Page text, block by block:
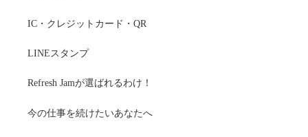
IC・クレジットカード・QR
LINEスタンプ
Refresh Jamが選ばれるわけ！
今の仕事を続けたいあなたへ